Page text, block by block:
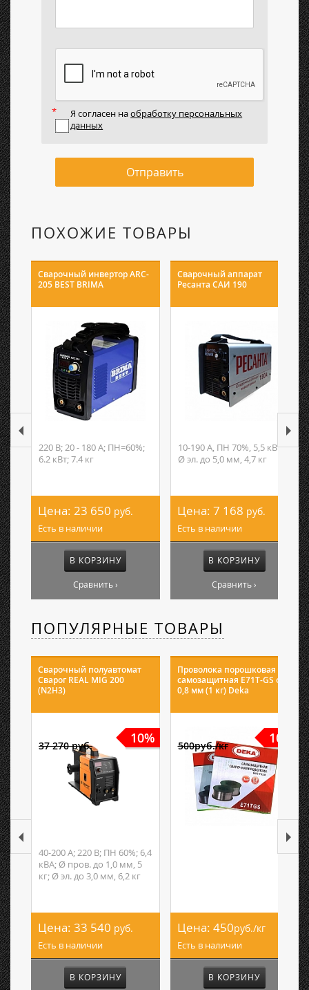
Я согласен наобработку персональных
данных
Отправить
ПОХОЖИЕ ТОВАРЫ
Сварочный инвертор ARC-
205 BEST BRIMA
220 В; 20 - 180 А; ПН=60%;
6.2 кВт; 7.4 кг
Цена: 23 650 руб.
Есть в наличии
В КОРЗИНУ
Сравнить ›
Сварочный аппарат
Ресанта САИ 190
10-190 А, ПН 70%, 5,5 кВт,
Ø эл. до 5,0 мм, 4,7 кг
Цена: 7 168 руб.
Есть в наличии
В КОРЗИНУ
Сравнить ›
ПОПУЛЯРНЫЕ ТОВАРЫ
Сварочный полуавтомат
Сварог REAL MIG 200
(N2H3)
10%
37 270 руб.
40-200 А; 220 В; ПН 60%; 6,4
кВА; Ø пров. до 1,0 мм, 5
кг; Ø эл. до 3,0 мм, 6,2 кг
Цена: 33 540 руб.
Есть в наличии
В КОРЗИНУ
Проволока порошковая
самозащитная E71T-GS ф
0,8 мм (1 кг) Deka
10%
500руб./кг
Цена: 450руб./кг
Есть в наличии
В КОРЗИНУ